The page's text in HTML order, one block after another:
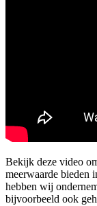
Bekijk deze video
meerwaarde bieden
hebben wij
bijvoorbeeld ook